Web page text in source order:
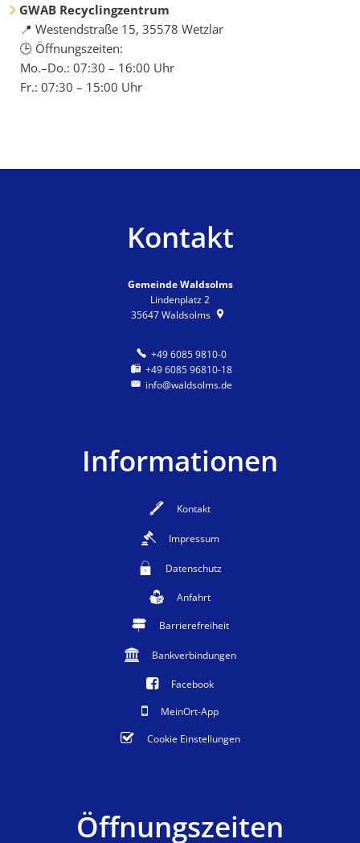
GWAB Recyclingzentrum
📍 Westendstraße 15, 35578 Wetzlar
🕒 Öffnungszeiten:
Mo.–Do.: 07:30 – 16:00 Uhr
Fr.: 07:30 – 15:00 Uhr
Kontakt
Gemeinde Waldsolms
Lindenplatz 2
35647 Waldsolms
+49 6085 9810-0
+49 6085 96810-18
info@waldsolms.de
Informationen
Kontakt
Impressum
Datenschutz
Anfahrt
Barrierefreiheit
Bankverbindungen
Facebook
MeinOrt-App
Cookie Einstellungen
Öffnungszeiten